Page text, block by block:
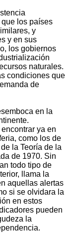
los países
y
y en sus
los gobiernos
naturales.
condiciones que
de
en la
ya en
como los de
la Teoría de la
de 1970. Sin
todo tipo de
llama la
aquellas alertas
si se olvidara la
en estos
pueden
la